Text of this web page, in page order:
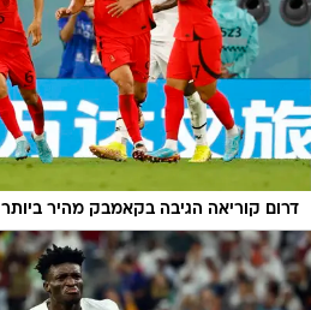
דרום קוריאה הגיבה בקאמבק מהיר ביותר